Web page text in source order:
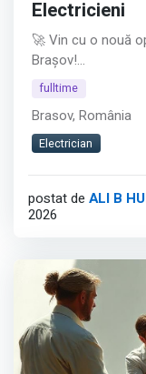
Electricieni
🚀 Vin cu o nouă
Brașov!
Electrician
echipamente
📌 Programul de
🎯 Ce vei face:
documentației
• Cablarea și
Afișează tot
fulltime
Brasov, România
Electrician
postat de ALI B
2026